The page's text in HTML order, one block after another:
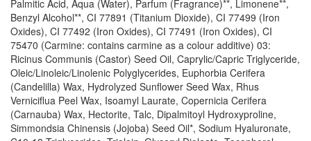
Palmitic Acid, Aqua (Water), Parfum (Fragrance)**, Limonene**,
Benzyl Alcohol**, CI 77891 (Titanium Dioxide), CI 77499 (Iron
Oxides), CI 77492 (Iron Oxides), CI 77491 (Iron Oxides), CI
75470 (Carmine: contains carmine as a colour additive) 03:
Ricinus Communis (Castor) Seed Oil, Caprylic/Capric Triglyceride,
Oleic/Linoleic/Linolenic Polyglycerides, Euphorbia Cerifera
(Candelilla) Wax, Hydrolyzed Sunflower Seed Wax, Rhus
Verniciflua Peel Wax, Isoamyl Laurate, Copernicia Cerifera
(Carnauba) Wax, Hectorite, Talc, Dipalmitoyl Hydroxyproline,
Simmondsia Chinensis (Jojoba) Seed Oil*, Sodium Hyaluronate,